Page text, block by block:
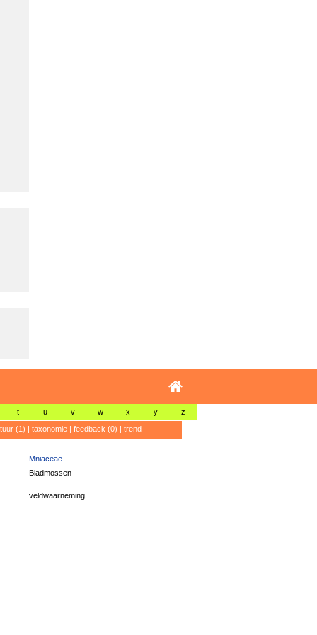
t u v w x y z
(1) | taxonomie| feedback (0) | trend
Mniaceae
Bladmossen
veldwaarneming